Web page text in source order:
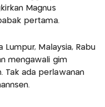
Magnus
pertama.
Lumpur, Malaysia, Rabu
mengawali gim
Tak ada perlawanan